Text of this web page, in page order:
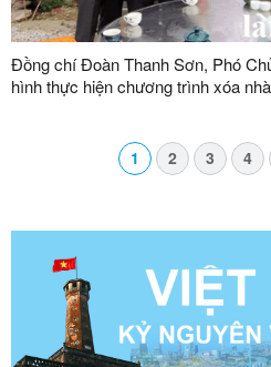
Đồng chí Đoàn Thanh Sơn, Phó
hình thực hiện chương trình xóa
1 2 3 4